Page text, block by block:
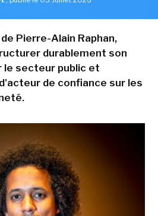
Pierre-Alain Raphan,
durablement son
le secteur public et
de confiance sur les